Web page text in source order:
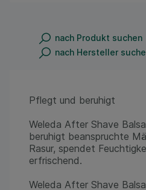
nach Produkt suchen
nach Hersteller
Pflegt und beruhigt
Weleda After Shave
beruhigt beanspruchte
Rasur, spendet
erfrischend.
Weleda After Shave